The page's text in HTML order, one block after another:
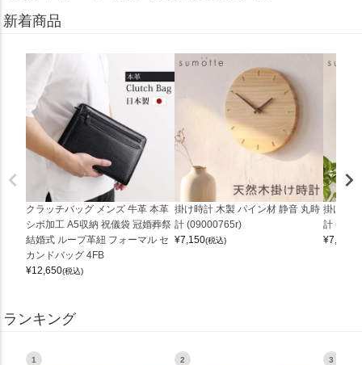
新着商品
クラッチバッグ メンズ 牛革 本革
シボ加工 A5収納 祝儀袋 冠婚葬祭
結婚式 ループ革紐 フォーマル セ
カンドバッグ 4FB
¥12,650(税込)
掛け時計 木製 パイン材 静音 丸時
計 (09000765r)
¥7,150(税込)
掛け時
計
¥7,150
ランキング
1 2 3